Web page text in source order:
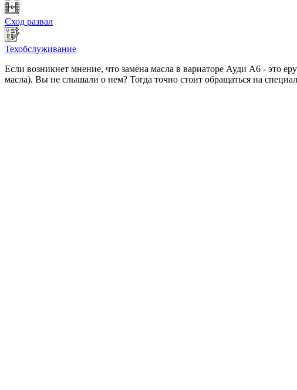
Сход развал
Техобслуживание
Если возникнет мнение, что замена масла в вариаторе Ауди А6 - это
масла). Вы не слышали о нем? Тогда точно стоит обращаться на